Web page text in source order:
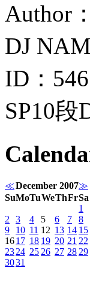
Author
DJ
ID：
SP10段
≪December 2007≫
SuMoTuWeThFrSa
1
2
3 4 5 6 7
8
9
10 11 12 13 14 15
1617 18 19 20 21 22
2324 25 26 27 28 29
3031